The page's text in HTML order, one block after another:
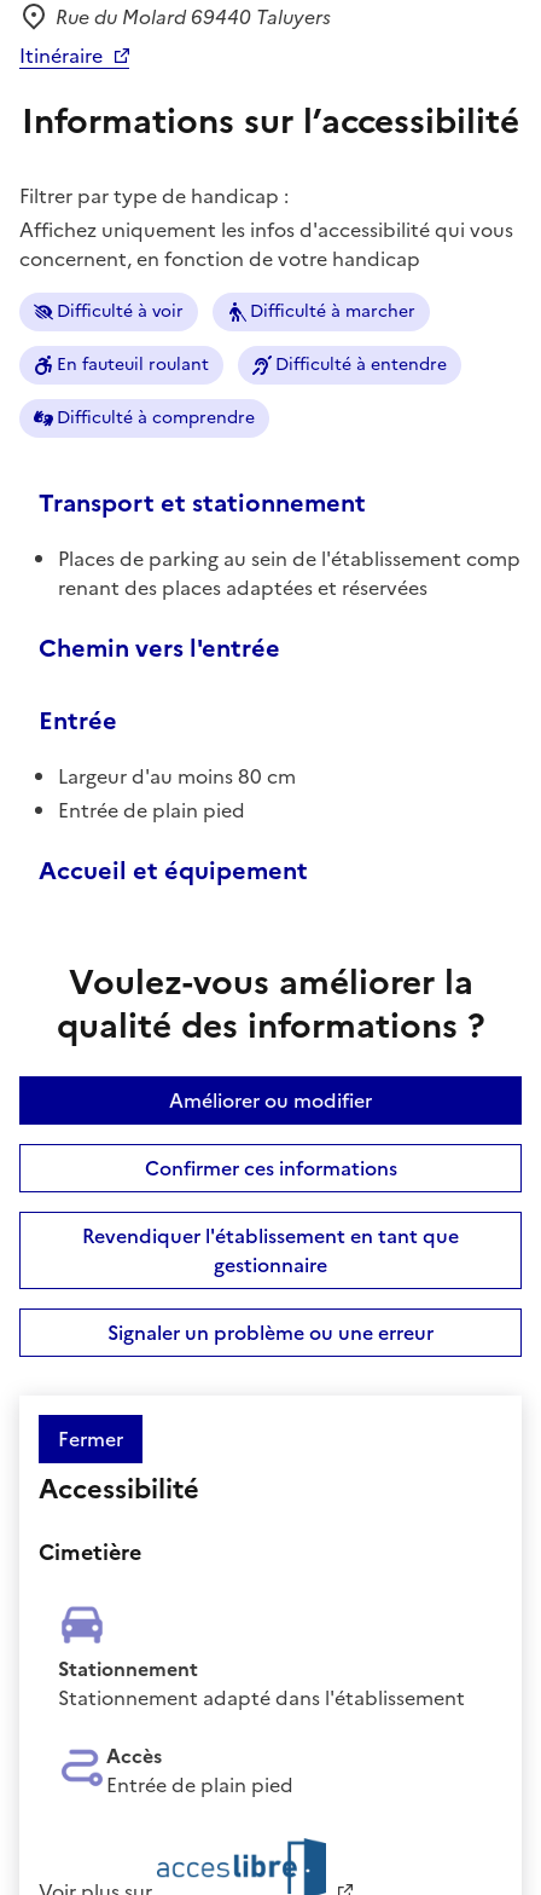
Adresse
Rue du Molard 69440 Taluyers
Itinéraire
Informations sur l’accessibilité
Filtrer par type de handicap :
Affichez uniquement les infos d'accessibilité qui vous
concernent, en fonction de votre handicap
Difficulté à voir Difficulté à marcher
En fauteuil roulant Difficulté à entendre
Difficulté à comprendre
Transport et stationnement
Places de parking au sein de l'établissement comp
renant des places adaptées et réservées
Chemin vers l'entrée
Entrée
Largeur d'au moins 80 cm
Entrée de plain pied
Accueil et équipement
Voulez-vous améliorer la
qualité des informations ?
Améliorer ou modifier
Confirmer ces informations
Revendiquer l'établissement en tant que
gestionnaire
Signaler un problème ou une erreur
Fermer
Accessibilité
Cimetière
Stationnement
Stationnement adapté dans l'établissement
Accès
Entrée de plain pied